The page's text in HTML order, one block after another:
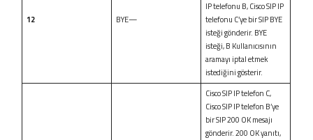
12 BYE—
IP telefonu B, Cisco SIP IP
telefonu C’ye bir SIP BYE
isteği gönderir. BYE
isteği, B Kullanıcısının
aramayı iptal etmek
istediğini gösterir.
Cisco SIP IP telefon C,
Cisco SIP IP telefon B’ye
bir SIP 200 OK mesajı
gönderir. 200 OK yanıtı,